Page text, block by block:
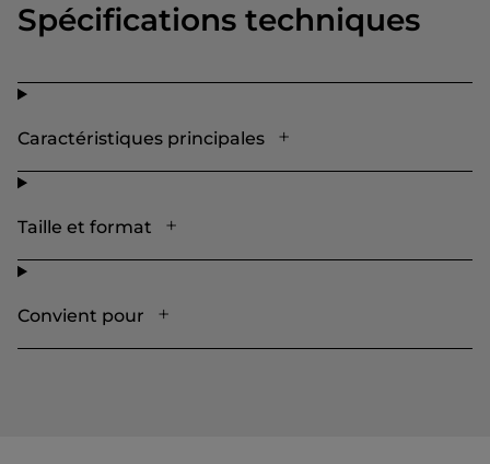
Spécifications techniques
Caractéristiques principales
Taille et format
Convient pour